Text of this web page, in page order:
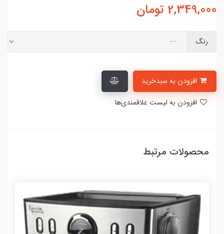
2,349,000 تومان
رنگ
محصولات مرتبط